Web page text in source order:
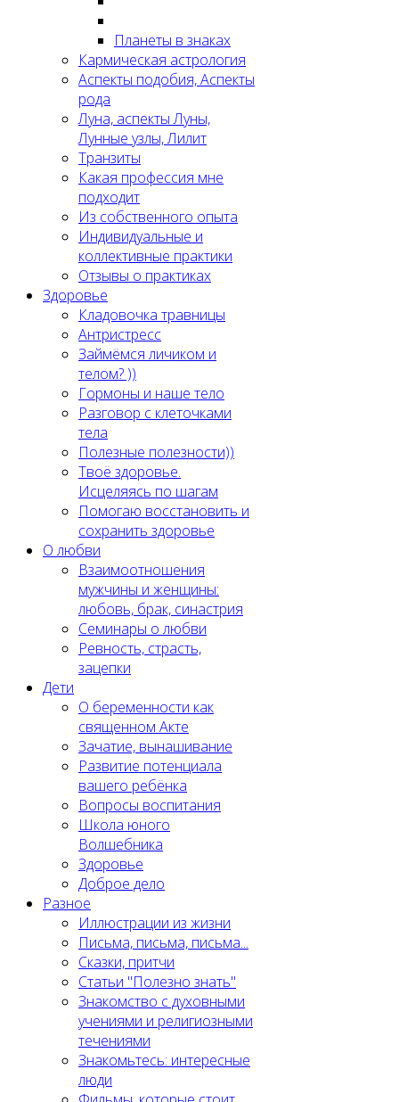
Планеты в знаках
Кармическая астрология
Аспекты подобия, Аспекты
рода
Луна, аспекты Луны,
Лунные узлы, Лилит
Транзиты
Какая профессия мне
подходит
Из собственного опыта
Индивидуальные и
коллективные практики
Отзывы о практиках
Здоровье
Кладовочка травницы
Антристресс
Займёмся личиком и
телом? ))
Гормоны и наше тело
Разговор с клеточками
тела
Полезные полезности))
Твоё здоровье.
Исцеляясь по шагам
Помогаю восстановить и
сохранить здоровье
О любви
Взаимоотношения
мужчины и женщины:
любовь, брак, синастрия
Семинары о любви
Ревность, страсть,
зацепки
Дети
О беременности как
священном Акте
Зачатие, вынашивание
Развитие потенциала
вашего ребёнка
Вопросы воспитания
Школа юного
Волшебника
Здоровье
Доброе дело
Разное
Иллюстрации из жизни
Письма, письма, письма...
Сказки, притчи
Статьи "Полезно знать"
Знакомство с духовными
учениями и религиозными
течениями
Знакомьтесь: интересные
люди